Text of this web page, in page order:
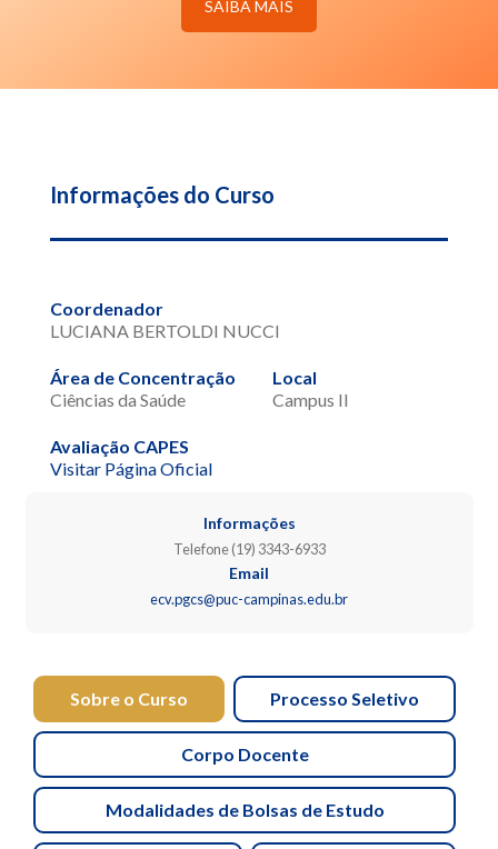
SAIBA MAIS
Informações do Curso
Coordenador
LUCIANA BERTOLDI NUCCI
Área de Concentração
Ciências da Saúde
Local
Campus II
Avaliação CAPES
Visitar Página Oficial
Informações
Telefone (19) 3343-6933
Email
ecv.pgcs@puc-campinas.edu.br
Sobre o Curso Processo Seletivo
Corpo Docente
Modalidades de Bolsas de Estudo